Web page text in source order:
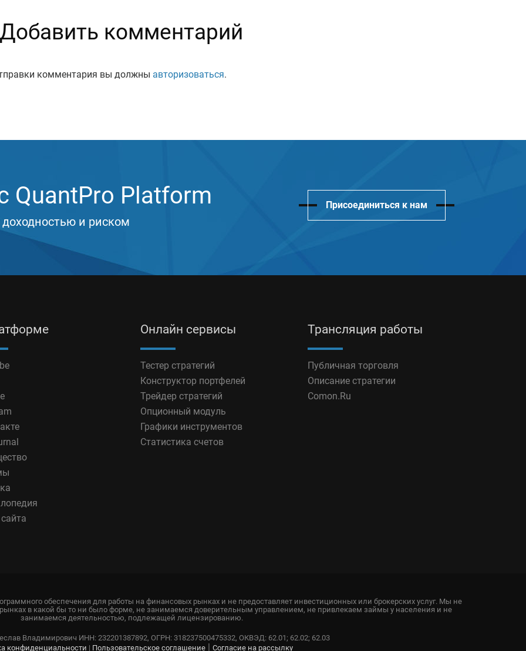
Добавить комментарий
комментария вы должны авторизоваться.
QuantPro Platform
и риском
Присоединиться к нам
Онлайн сервисы
Тестер стратегий
Конструктор портфелей
Трейдер стратегий
Опционный модуль
Графики инструментов
Статистика счетов
Трансляция работы
Публичная торговля
Описание стратегии
Comon.Ru
обеспечения для работы на финансовых рынках и не предоставляет инвестиционных или брокерских услуг. Мы не
в какой бы то ни было форме, не занимаемся доверительным управлением, не привлекаем займы у населения и не
занимаемся деятельностью, подлежащей лицензированию.
Владимирович ИНН: 232201387892, ОГРН: 318237500475332, ОКВЭД: 62.01; 62.02; 62.03
конфиденциальности | Пользовательское соглашение | Согласие на рассылку